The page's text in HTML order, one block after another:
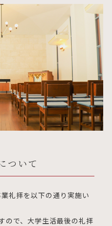
ついて
礼拝を以下の通り実施い
ので、大学生活最後の礼拝